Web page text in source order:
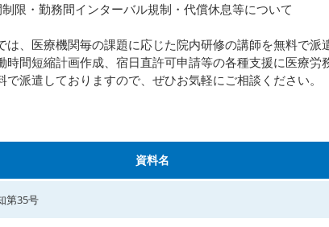
限・勤務間インターバル規制・代償休息等について
、医療機関毎の課題に応じた院内研修の講師を無料で派
時間短縮計画作成、宿日直許可申請等の各種支援に医療労
で派遣しておりますので、ぜひお気軽にご相談ください。
資料名
第35号